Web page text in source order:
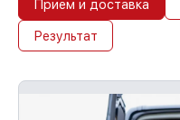
Прием и доставка
Результат